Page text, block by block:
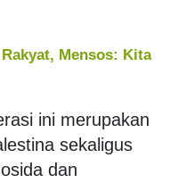
Mensos: Kita
ini merupakan
sekaligus
dan